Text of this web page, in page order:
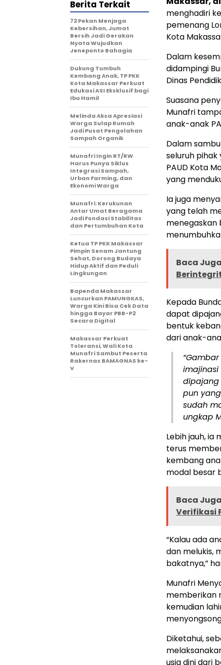
menghadiri
pemenang
Kota
Dalam
didampingi
Dinas
Suasana
Munafri
anak-anak
Dalam
seluruh pihak
PAUD Kota
yang
Ia juga
yang telah
menegaskan
Baca
Kepada
dapat
bentuk
dari anak-
imajinasi
dipajang
pun
sudah
ungkap
Lebih jauh,
terus
kembang
modal besar
Baca
Verifikasi
“Kalau ada
dan melukis,
bakatnya,”
Munafri
memberikan
kemudian
Diketahui,
usia dini dari
Berita Terkait
72 Pekan Menjaga
Kebersihan, Jumat
Bersih Jadi Gerakan
Nyata Wujudkan
Jeneponto Bahagia
Dukung Tumbuh
Kembang Anak, TP PKK
Kota Makassar Perkuat
Edukasi ASI Eksklusif bagi
Ibu Hamil
Melinda Aksa Apresiasi
Warga Sulap Rumah
Jadi Pusat Pengolahan
Sampah Organik
Munafri Ingin RT/RW
Harus Punya Siklus
Integrasi Sampah,
Urban Farming, dan
Ekonomi Warga
Munafri: Kerukunan
Antar Umat Beragama
Jadi Fondasi Stabilitas
dan Pertumbuhan Kota
Ketua TP PKK Makassar
Pimpin Senam Jantung
Sehat, Dorong Budaya
Hidup Aktif dan Peduli
Lingkungan
Bapenda Makassar
Luncurkan PAMUNGKAS,
Warga Kini Bisa Cek Data
hingga Bayar PBB-P2
Secara Digital
Makassar Perkuat
Toleransi, Wali Kota
Munafri Sambut Peserta
Rakernas BAMAGNAS ke-
V